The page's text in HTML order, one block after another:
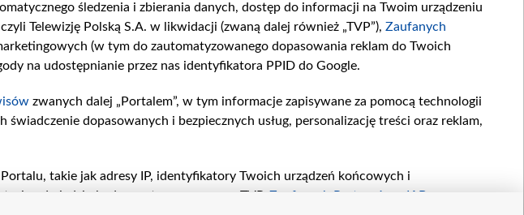
Dofinansowanie 48 862 000,00 PLN
Data podpisania umowy: GRUDZIEŃ 2025
(wpłata grudzień 60,548 mln)
Dofinansowanie 900 000 000,00 PLN
26 lutego 80 mln, 4 marca 370 mln,8
kwiecień 180 mln, 7 maja 180 mln, 8
Data podpisania umowy LIPIEC 2026 (wpłata
śledzenia i zbierania danych, dostęp do informacji na Twoim urządzeniu
Telewizję Polską S.A. w likwidacji (zwaną dalej również „TVP”), Zaufanych
(w tym do zautomatyzowanego dopasowania reklam do Twoich
na udostępnianie przez nas identyfikatora PPID do Google.
zwanych dalej „Portalem”, w tym informacje zapisywane za pomocą technologii
dopasowanych i bezpiecznych usług, personalizację treści oraz reklam,
Portalu, takie jak adresy IP, identyfikatory Twoich urządzeń końcowych i
odwiedzin będą przetwarzane przez TVP, Zaufanych Partnerów z IAB